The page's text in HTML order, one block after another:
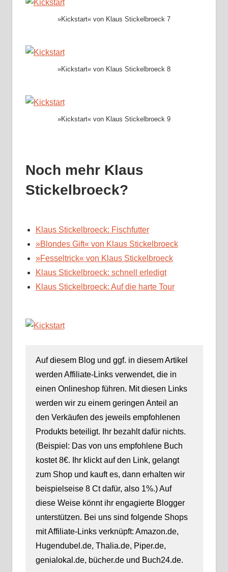
»Kickstart« von Klaus Stickelbroeck 7
»Kickstart« von Klaus Stickelbroeck 8
»Kickstart« von Klaus Stickelbroeck 9
Noch mehr Klaus
Stickelbroeck?
Klaus Stickelbroeck: Fischfutter
»Blondes Gift« von Klaus Stickelbroeck
»Fesseltrick« von Klaus Stickelbroeck
Klaus Stickelbroeck: schnell erledigt
Klaus Stickelbroeck: Auf die harte Tour
Auf diesem Blog und ggf. in diesem Artikel
werden Affiliate-Links verwendet, die in
einen Onlineshop führen. Mit diesen Links
werden wir zu einem geringen Anteil an
den Verkäufen des jeweils empfohlenen
Produkts beteiligt. Ihr bezahlt dafür nichts.
(Beispiel: Das von uns empfohlene Buch
kostet 8€. Ihr klickt auf den Link, gelangt
zum Shop und kauft es, dann erhalten wir
beispielseise 8 Ct dafür, also 1%.) Auf
diese Weise könnt ihr engagierte Blogger
unterstützen. Bei uns sind folgende Shops
mit Affiliate-Links verknüpft: Amazon.de,
Hugendubel.de, Thalia.de, Piper.de,
genialokal.de, bücher.de und Buch24.de.